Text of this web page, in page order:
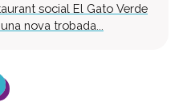
social El Gato Verde
nova trobada...